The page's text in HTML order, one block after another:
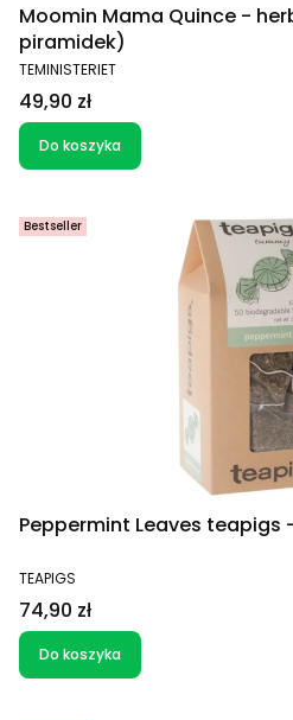
Moomin Mama Quince -
piramidek)
PRODUCENT
TEMINISTERIET
Cena
49,90 zł
Do koszyka
Bestseller
Peppermint Leaves
PRODUCENT
TEAPIGS
Cena
74,90 zł
Do koszyka